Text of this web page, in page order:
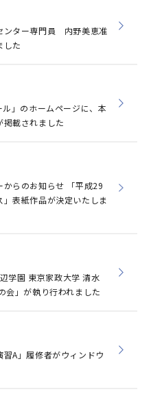
ンター専門員 内野美恵准
した
ル」のホームページに、本
掲載されました
からのお知らせ 「平成29
表紙作品が決定いたしま
学園 東京家政大学 清水
会」が執り行われました
A」履修者がウィンドウ